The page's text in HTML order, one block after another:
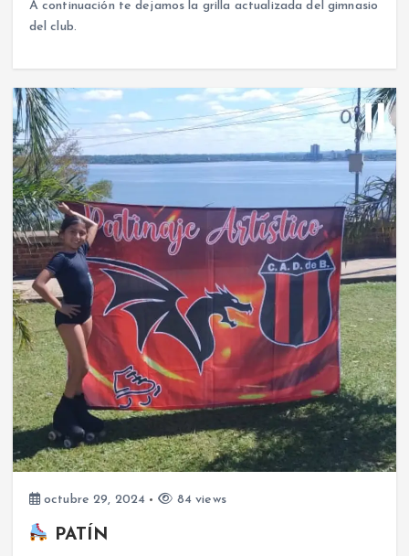
A continuación te dejamos la grilla actualizada del gimnasio
del club.
octubre 29, 2024 84 views
PATÍN